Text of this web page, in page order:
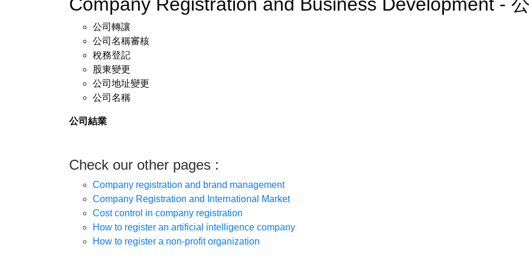
公司轉讓
公司名稱審核
稅務登記
股東變更
公司地址變更
公司名稱
公司結業
Check our other pages :
Company registration and brand management
Company Registration and International Market
Cost control in company registration
How to register an artificial intelligence company
How to register a non-profit organization